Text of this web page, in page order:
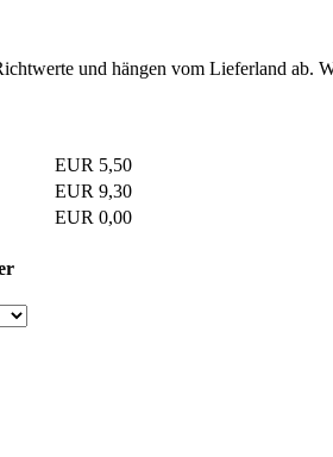
und hängen vom Lieferland ab.
EUR 5,50
EUR 9,30
EUR 0,00